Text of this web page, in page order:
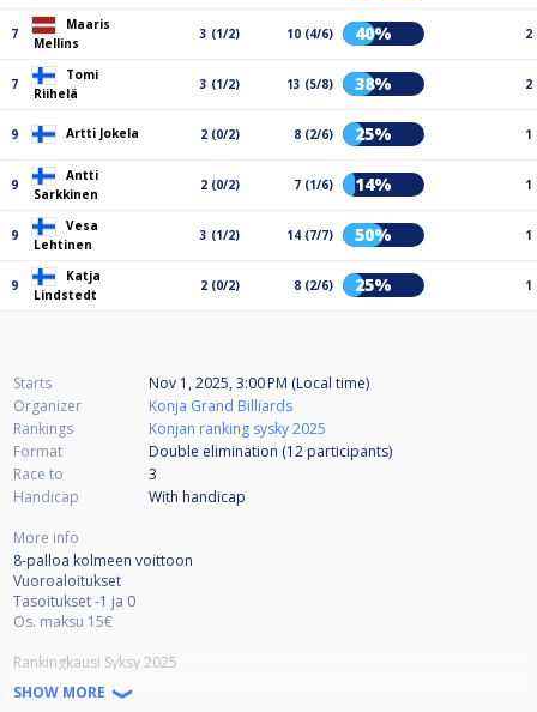
7
Maaris
Mellins
3 (1/2) 10 (4/6) 40% 2
7
Tomi
Riihelä
3 (1/2) 13 (5/8) 38% 2
9 Artti Jokela 2 (0/2) 8 (2/6) 25% 1
9
Antti
Sarkkinen
2 (0/2) 7 (1/6) 14% 1
9
Vesa
Lehtinen
3 (1/2) 14 (7/7) 50% 1
9
Katja
Lindstedt
2 (0/2) 8 (2/6) 25% 1
Starts
Nov 1, 2025, 3:00 PM (Local time)
Organizer
Konja Grand Billiards
Rankings
Konjan ranking sysky 2025
Format
Double elimination (12 participants)
Race to
3
Handicap
With handicap
More info
8-palloa kolmeen voittoon
Vuoroaloitukset
Tasoitukset -1 ja 0
Os. maksu 15€
Rankingkausi Syksy 2025
Osallistumismaksuista (per pelaaja) 10€ pottiin, 3€ rankingkauden
finaalipottiin ja 2€ kerholle.
SHOW MORE